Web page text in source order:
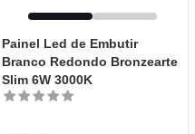
Painel Led de Embutir
Branco Redondo Bronzearte
Slim 6W 3000K